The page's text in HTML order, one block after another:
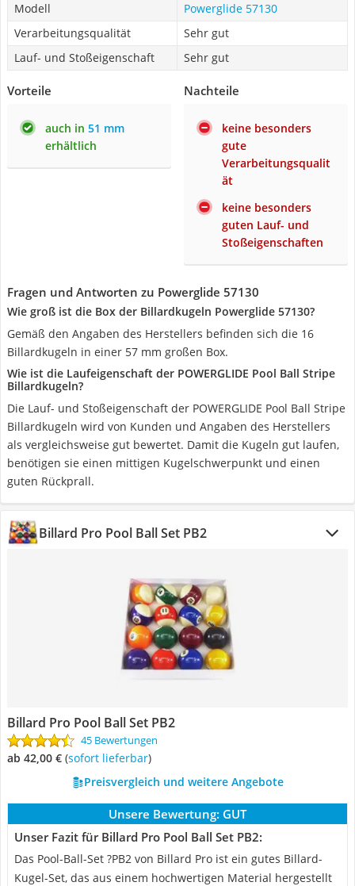
Modell
Powerglide 57130
Verarbeitungsqualität
Sehr gut
Lauf- und Stoßeigenschaft
Sehr gut
Vorteile
auch in 51 mm
erhältlich
Nachteile
keine besonders
gute
Verarbeitungsqualit
ät
keine besonders
guten Lauf- und
Stoßeigenschaften
Fragen und Antworten zu Powerglide 57130
Wie groß ist die Box der Billardkugeln Powerglide 57130?
Gemäß den Angaben des Herstellers befinden sich die 16
Billardkugeln in einer 57 mm großen Box.
Wie ist die Laufeigenschaft der POWERGLIDE Pool Ball Stripe
Billardkugeln?
Die Lauf- und Stoßeigenschaft der POWERGLIDE Pool Ball Stripe
Billardkugeln wird von Kunden und Angaben des Herstellers
als vergleichsweise gut bewertet. Damit die Kugeln gut laufen,
benötigen sie einen mittigen Kugelschwerpunkt und einen
guten Rückprall.
Billard Pro Pool Ball Set PB2
Billard Pro Pool Ball Set PB2
45 Bewertungen
ab 42,00 € ( Sofort lieferbar)
Preisvergleich und weitere Angebote
Unsere Bewertung: GUT
Unser Fazit für Billard Pro Pool Ball Set PB2:
Das Pool-Ball-Set ?PB2 von Billard Pro ist ein gutes Billard-
Kugel-Set, das aus einem hochwertigen Material hergestellt